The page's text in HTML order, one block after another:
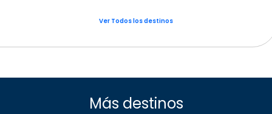
Ver Todos los destinos
Más destinos